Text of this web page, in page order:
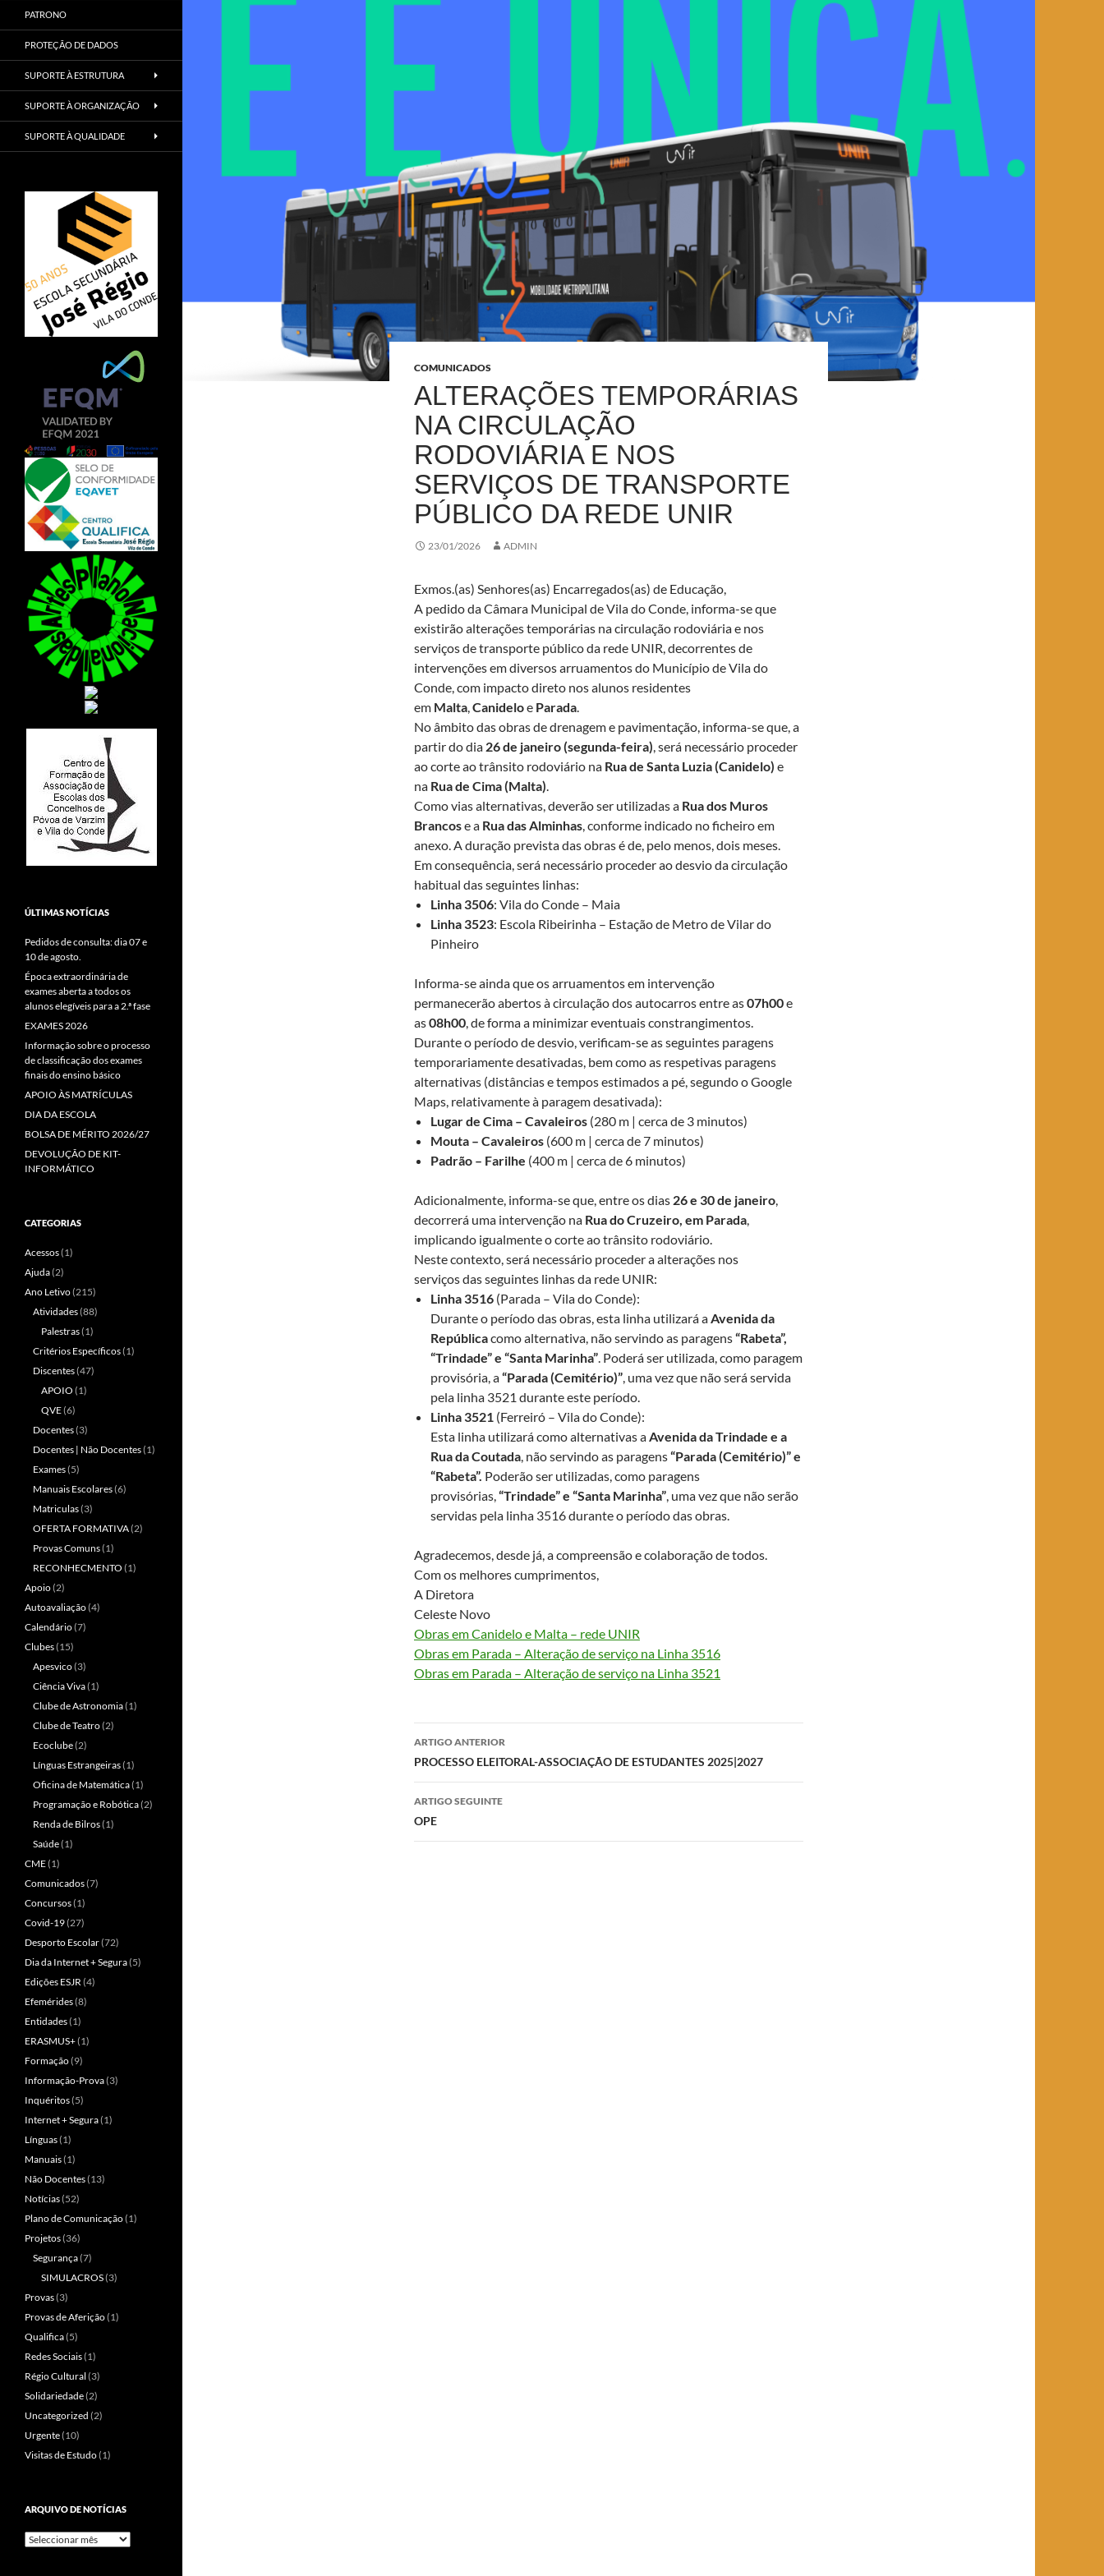
COMUNICADOS
ALTERAÇÕES TEMPORÁRIAS
NA CIRCULAÇÃO
RODOVIÁRIA E NOS
SERVIÇOS DE TRANSPORTE
PÚBLICO DA REDE UNIR
23/01/2026 ADMIN
Exmos.(as) Senhores(as) Encarregados(as) de Educação,
A pedido da Câmara Municipal de Vila do Conde, informa-se que
existirão alterações temporárias na circulação rodoviária e nos
serviços de transporte público da rede UNIR, decorrentes de
intervenções em diversos arruamentos do Município de Vila do
Conde, com impacto direto nos alunos residentes
em Malta,Canideloe Parada.
No âmbito das obras de drenagem e pavimentação, informa-se que, a
partir do dia 26 de janeiro (segunda-feira), será necessário proceder
ao corte ao trânsito rodoviário na Rua de Santa Luzia (Canidelo) e
na Rua de Cima (Malta).
Como vias alternativas, deverão ser utilizadas a Rua dos Muros
Brancose a Rua das Alminhas, conforme indicado no ficheiro em
anexo. A duração prevista das obras é de, pelo menos, dois meses.
Em consequência, será necessário proceder ao desvio da circulação
habitual das seguintes linhas:
Linha 3506: Vila do Conde – Maia
Linha 3523: Escola Ribeirinha – Estação de Metro de Vilar do
Pinheiro
Informa-se ainda que os arruamentos em intervenção
permanecerão abertos à circulação dos autocarros entre as07h00e
as08h00, de forma a minimizar eventuais constrangimentos.
Durante o período de desvio, verificam-se as seguintes paragens
temporariamente desativadas, bem como as respetivas paragens
alternativas (distâncias e tempos estimados a pé, segundo o Google
Maps, relativamente à paragem desativada):
Lugar de Cima – Cavaleiros (280 m | cerca de 3 minutos)
Mouta – Cavaleiros (600 m | cerca de 7 minutos)
Padrão – Farilhe (400 m | cerca de 6 minutos)
Adicionalmente, informa-se que, entre os dias 26 e 30 de janeiro,
decorrerá uma intervenção na Rua do Cruzeiro, em Parada,
implicando igualmente o corte ao trânsito rodoviário.
Neste contexto, será necessário proceder a alterações nos
serviços das seguintes linhas da rede UNIR:
Linha 3516 (Parada – Vila do Conde):
Durante o período das obras, esta linha utilizará aAvenida da
Repúblicacomo alternativa, não servindo as paragens“Rabeta”,
“Trindade” e “Santa Marinha”. Poderá ser utilizada, como paragem
provisória, a“Parada (Cemitério)”, uma vez que não será servida
pela linha 3521 durante este período.
Linha 3521 (Ferreiró – Vila do Conde):
Esta linha utilizará como alternativas aAvenida da Trindade e a
Rua da Coutada, não servindo as paragens“Parada (Cemitério)” e
“Rabeta”. Poderão ser utilizadas, como paragens
provisórias,“Trindade” e “Santa Marinha”, uma vez que não serão
servidas pela linha 3516 durante o período das obras.
Agradecemos, desde já, a compreensão e colaboração de todos.
Com os melhores cumprimentos,
A Diretora
Celeste Novo
Obras em Canidelo e Malta – rede UNIR
Obras em Parada – Alteração de serviço na Linha 3516
Obras em Parada – Alteração de serviço na Linha 3521
Navegação
de
artigos
ARTIGO ANTERIOR
PROCESSO ELEITORAL-ASSOCIAÇÃO DE ESTUDANTES 2025|2027
ARTIGO SEGUINTE
OPE
PATRONO
PROTEÇÃO DE DADOS
SUPORTE À ESTRUTURA
SUPORTE À ORGANIZAÇÃO
SUPORTE À QUALIDADE
ÚLTIMAS NOTÍCIAS
Pedidos de consulta: dia 07 e
10 de agosto.
Época extraordinária de
exames aberta a todos os
alunos elegíveis para a 2.ª fase
EXAMES 2026
Informação sobre o processo
de classificação dos exames
finais do ensino básico
APOIO ÀS MATRÍCULAS
DIA DA ESCOLA
BOLSA DE MÉRITO 2026/27
DEVOLUÇÃO DE KIT-
INFORMÁTICO
CATEGORIAS
Acessos(1)
Ajuda(2)
Ano Letivo(215)
Atividades(88)
Palestras(1)
Critérios Específicos(1)
Discentes(47)
APOIO (1)
QVE(6)
Docentes(3)
Docentes | Não Docentes(1)
Exames(5)
Manuais Escolares(6)
Matriculas(3)
OFERTA FORMATIVA(2)
Provas Comuns(1)
RECONHECMENTO (1)
Apoio(2)
Autoavaliação(4)
Calendário(7)
Clubes(15)
Apesvico(3)
Ciência Viva(1)
Clube de Astronomia(1)
Clube de Teatro(2)
Ecoclube(2)
Línguas Estrangeiras(1)
Oficina de Matemática(1)
Programação e Robótica(2)
Renda de Bilros(1)
Saúde(1)
CME(1)
Comunicados(7)
Concursos(1)
Covid-19(27)
Desporto Escolar(72)
Dia da Internet + Segura(5)
Edições ESJR (4)
Efemérides(8)
Entidades(1)
ERASMUS+(1)
Formação(9)
Informação-Prova(3)
Inquéritos(5)
Internet + Segura(1)
Línguas(1)
Manuais(1)
Não Docentes(13)
Notícias(52)
Plano de Comunicação(1)
Projetos(36)
Segurança(7)
SIMULACROS(3)
Provas(3)
Provas de Aferição(1)
Qualifica(5)
Redes Sociais(1)
Régio Cultural (3)
Solidariedade(2)
Uncategorized (2)
Urgente(10)
Visitas de Estudo(1)
ARQUIVO DE NOTÍCIAS
Arquivo